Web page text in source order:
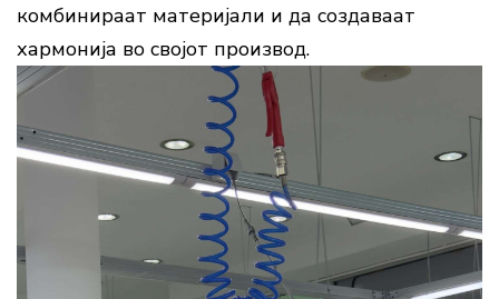
комбинираат материјали и да создаваат
хармонија во својот производ.